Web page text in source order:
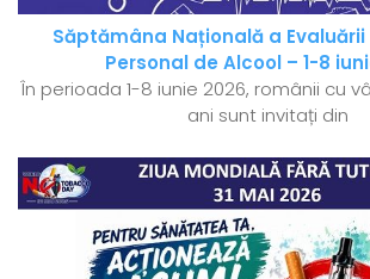
Săptămâna Națională a
Personal de Alcool – 1-8
În perioada 1-8 iunie 2026, românii cu
ani sunt invitați din